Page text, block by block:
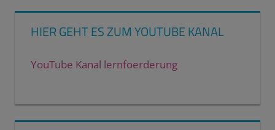
HIER GEHT ES ZUM YOUTUBE KANAL
YouTube Kanal lernfoerderung